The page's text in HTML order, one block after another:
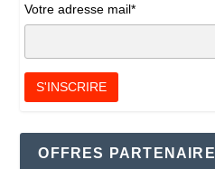
Votre adresse mail*
OFFRES PARTENAIRE